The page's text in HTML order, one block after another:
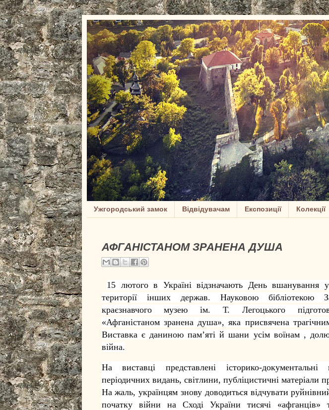
Ужгородський замок Відвідувачам Експозиції Колекції
АФГАНІСТАНОМ ЗРАНЕНА ДУША
15 лютого в Україні відзначають День вшанування
території інших держав. Науковою бібліотекою
краєзнавчого музею ім. Т. Легоцького
«Афганістаном зранена душа», яка присвячена
Виставка є даниною пам’яті й шани усім воїнам ,
війна.
На виставці представлені історико-документальні
періодичних видань, світлини, публіцистичні матеріали
На жаль, українцям знову доводиться відчувати
початку війни на Сході України тисячі «афганців»